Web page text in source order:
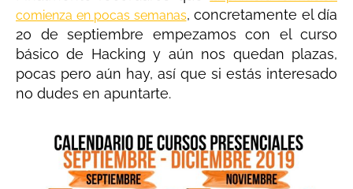
comienza en pocas semanas, concretamente el día
20 de septiembre empezamos con el curso
básico de Hacking y aún nos quedan plazas,
pocas pero aún hay, así que si estás interesado
no dudes en apuntarte.